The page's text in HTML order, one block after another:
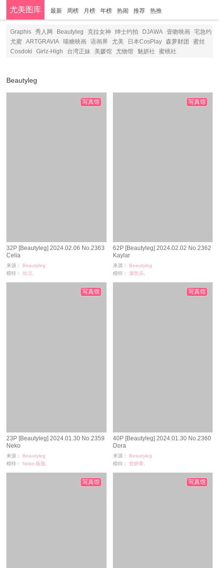
尤美图库 最新 周榜 月榜 年榜 热闹 推荐 热推
分类
Graphis 秀人网 Beautyleg 克拉女神 绅士约拍 DJAWA 壹吻映画
宅急约
尤蜜
ARTGRAVIA 喵糖映画 语画界 尤美 日本CosPlay 森萝财团
蜜丝
Cosdoki
Girlz-High 台湾正妹 美媛馆 尤物馆 魅妍社 蜜桃社
Beautyleg
32P [Beautyleg] 2024.02.06 No.2363
Celia
来源：
Beautyleg
模特：
欣洁,
浏览：284
写真馆
62P [Beautyleg] 2024.02.02 No.2362
Kaylar
来源：
Beautyleg
模特：
康凯乐,
浏览：379
写真馆
23P [Beautyleg] 2024.01.30 No.2359
Neko
来源：
Beautyleg
模特：
Neko-薇薇,
写真馆
40P [Beautyleg] 2024.01.30 No.2360
Dora
来源：
Beautyleg
模特：
曾妍希,
写真馆
写真馆 写真馆